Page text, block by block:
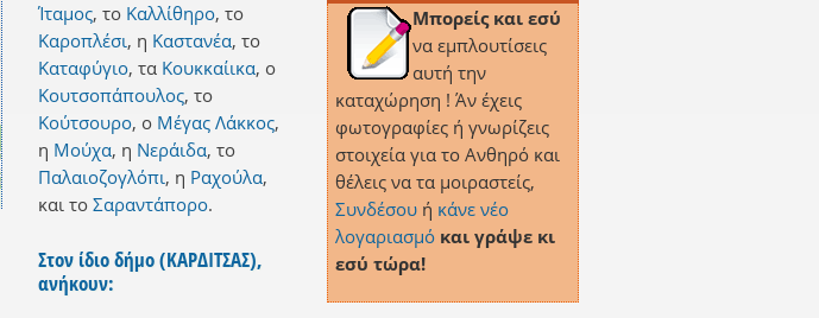
Ίταμος, το Καλλίθηρο, το
Καροπλέσι, η Καστανέα, το
Καταφύγιο, τα Κουκκαίικα, ο
Κουτσοπάπουλος, το
Κούτσουρο, ο Μέγας Λάκκος,
η Μούχα, η Νεράιδα, το
Παλαιοζογλόπι, η Ραχούλα,
και το Σαραντάπορο.
Στον ίδιο δήμο (ΚΑΡΔΙΤΣΑΣ),
ανήκουν:
Μπορείς και εσύ
να εμπλουτίσεις
αυτή την
καταχώρηση ! Άν έχεις
φωτογραφίες ή γνωρίζεις
στοιχεία για το Ανθηρό και
θέλεις να τα μοιραστείς,
Συνδέσουή κάνε νέο
λογαριασμό και γράψε κι
εσύ τώρα!